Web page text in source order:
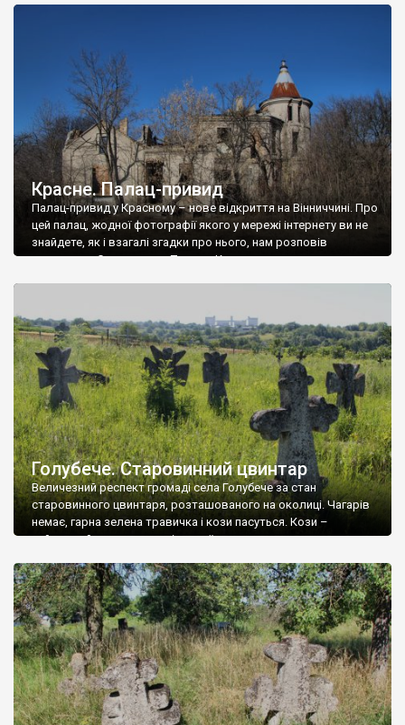
Красне. Палац-привид
Палац-привид у Красному – нове відкриття на Вінниччині. Про
цей палац, жодної фотографії якого у мережі інтернету ви не
знайдете, як і взагалі згадки про нього, нам розповів
мешканець Самгородка. Палац у Красному вразив не лише
Голубече. Старовинний цвинтар
Величезний респект громаді села Голубече за стан
старовинного цвинтаря, розташованого на околиці. Чагарів
немає, гарна зелена травичка і кози пасуться. Кози –
найкращий регулятор шкідливої, для старих кладовищ,
бруньками, кози ті бруньки обгризають, бо то улюблений
делікатес. На цвинтарі у Голубечому ціла колекція
різноманітних форм хрестів. Село відносно невелике, […]